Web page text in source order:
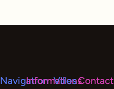
NavigationInformations
VillesContact